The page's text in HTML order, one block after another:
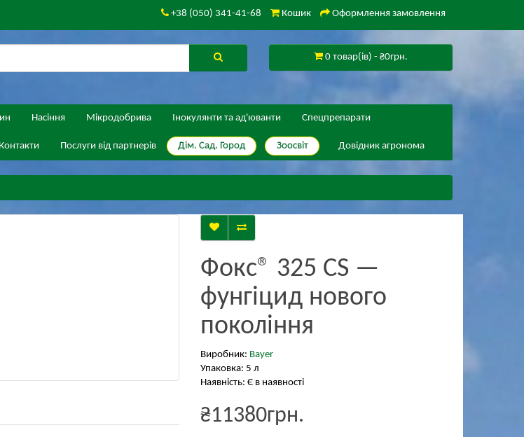
+38 (050) 341-41-68 Кошик Оформлення замовлення
0 товар(ів) - ₴0грн.
Насіння Мікродобрива Інокулянти та ад'юванти Спецпрепарати
Контакти Послуги від партнерів Дім. Сад. Город Зоосвіт Довідник агронома
Фокс® 325 CS —
фунгіцид нового
покоління
Виробник: Bayer
Упаковка: 5 л
Наявність: Є в наявності
₴11380грн.